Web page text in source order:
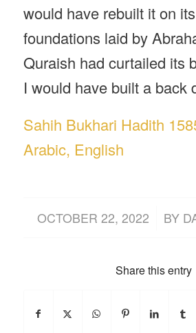
would have rebuilt it on
foundations laid by
Quraish had curtailed its
I would have built a back
Sahih Bukhari Hadith
Arabic, English
OCTOBER 22, 2022
/ BY
Share this entry